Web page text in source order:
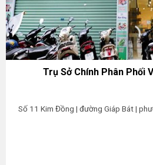
Trụ Sở Chính Phân Phối
Số 11 Kim Đồng | đường Giáp Bát |